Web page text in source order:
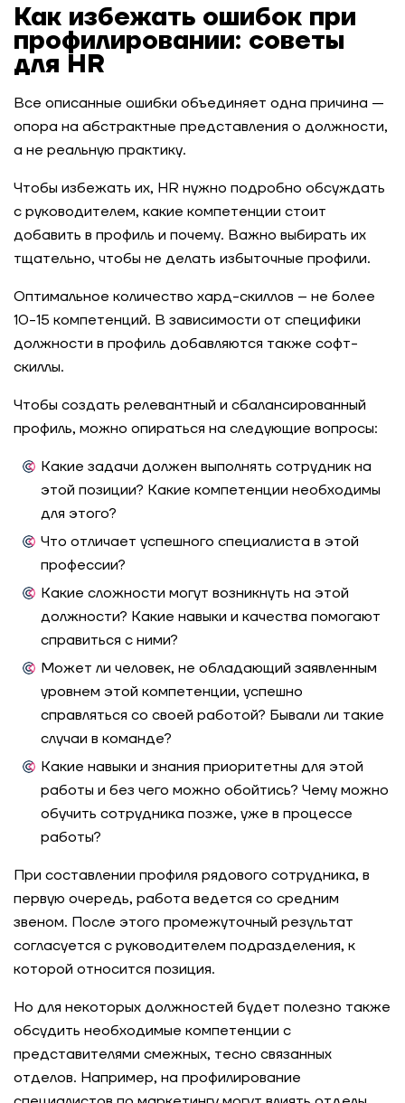
Как избежать ошибок при
профилировании: советы
для HR
Все описанные ошибки объединяет одна причина —
опора на абстрактные представления о должности,
а не реальную практику.
Чтобы избежать их, HR нужно подробно обсуждать
с руководителем, какие компетенции стоит
добавить в профиль и почему. Важно выбирать их
тщательно, чтобы не делать избыточные профили.
Оптимальное количество хард-скиллов – не более
10-15 компетенций. В зависимости от специфики
должности в профиль добавляются также софт-
скиллы.
Чтобы создать релевантный и сбалансированный
профиль, можно опираться на следующие вопросы:
Какие задачи должен выполнять сотрудник на
этой позиции? Какие компетенции необходимы
для этого?
Что отличает успешного специалиста в этой
профессии?
Какие сложности могут возникнуть на этой
должности? Какие навыки и качества помогают
справиться с ними?
Может ли человек, не обладающий заявленным
уровнем этой компетенции, успешно
справляться со своей работой? Бывали ли такие
случаи в команде?
Какие навыки и знания приоритетны для этой
работы и без чего можно обойтись? Чему можно
обучить сотрудника позже, уже в процессе
работы?
При составлении профиля рядового сотрудника, в
первую очередь, работа ведется со средним
звеном. После этого промежуточный результат
согласуется с руководителем подразделения, к
которой относится позиция.
Но для некоторых должностей будет полезно также
обсудить необходимые компетенции с
представителями смежных, тесно связанных
отделов. Например, на профилирование